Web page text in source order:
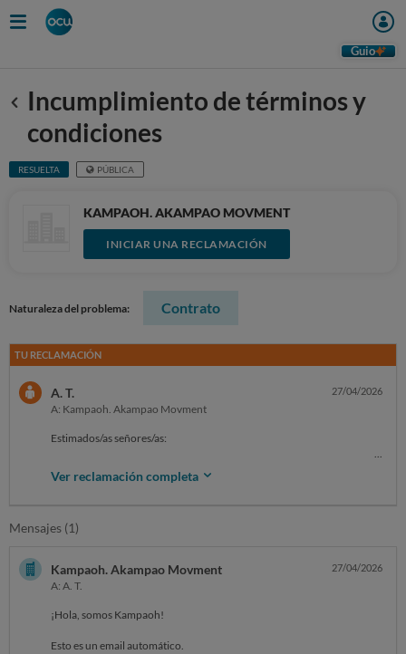
Guio
Anterior
Incumplimiento de términos y
condiciones
RESUELTA PÚBLICA
KAMPAOH. AKAMPAO MOVMENT
INICIAR UNA RECLAMACIÓN
Naturaleza del problema: Contrato
TU RECLAMACIÓN
A. T.
A: Kampaoh. Akampao Movment
27/04/2026
Estimados/as señores/as:
Estamos intentando canjear la caja regalo con número de pedido
3303.
leer claramente que la caja incluye todos los destinos con baño privado
excluidas "la Tienda Anza con baño privado + bañera exterior, así
como los modelos Tiny Love, Tiny Play y Tiny Dream", por lo que la
Tiny Yuca con baño no entraría dentro de esa exclusión y podría
reservarse bajo los requisitos del contrato.
Tras el contacto con el servicio de atención al cliente, con resultado
Ver reclamación completa
Mensajes (1)
Kampaoh. Akampao Movment
A: A. T.
27/04/2026
¡Hola, somos Kampaoh!
Esto es un email automático.